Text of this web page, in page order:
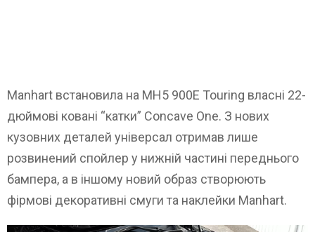
Manhart встановила на MH5 900E Touring власні 22-
дюймові ковані “катки” Concave One. З нових
кузовних деталей універсал отримав лише
розвинений спойлер у нижній частині переднього
бампера, а в іншому новий образ створюють
фірмові декоративні смуги та наклейки Manhart.